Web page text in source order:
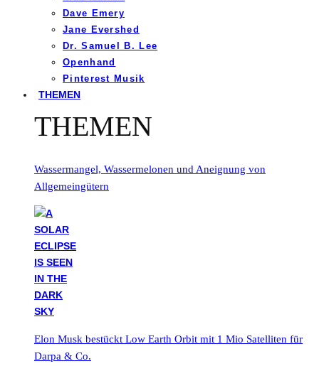
Dave Emery
Jane Evershed
Dr. Samuel B. Lee
Openhand
Pinterest Musik
THEMEN
THEMEN
Wassermangel, Wassermelonen und Aneignung von
Allgemeingütern
Elon Musk bestückt Low Earth Orbit mit 1 Mio Satelliten für
Darpa & Co.